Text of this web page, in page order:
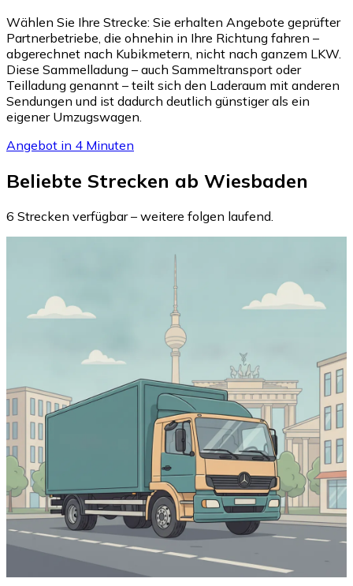
Wählen Sie Ihre Strecke: Sie erhalten Angebote geprüfter
Partnerbetriebe, die ohnehin in Ihre Richtung fahren –
abgerechnet nach Kubikmetern, nicht nach ganzem LKW.
Diese Sammelladung – auch Sammeltransport oder
Teilladung genannt – teilt sich den Laderaum mit anderen
Sendungen und ist dadurch deutlich günstiger als ein
eigener Umzugswagen.
Angebot in 4 Minuten
Beliebte Strecken ab Wiesbaden
6 Strecken verfügbar – weitere folgen laufend.